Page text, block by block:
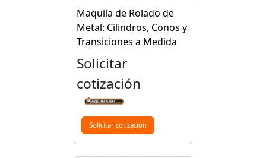
Maquila de Rolado de
Metal: Cilindros, Conos y
Transiciones a Medida
Solicitar
cotización
Solicitar cotización